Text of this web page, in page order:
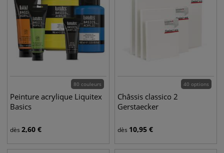
80 couleurs
Peinture acrylique Liquitex
Basics
dès 2,60 €
40 options
Châssis classico 2
Gerstaecker
dès 10,95 €